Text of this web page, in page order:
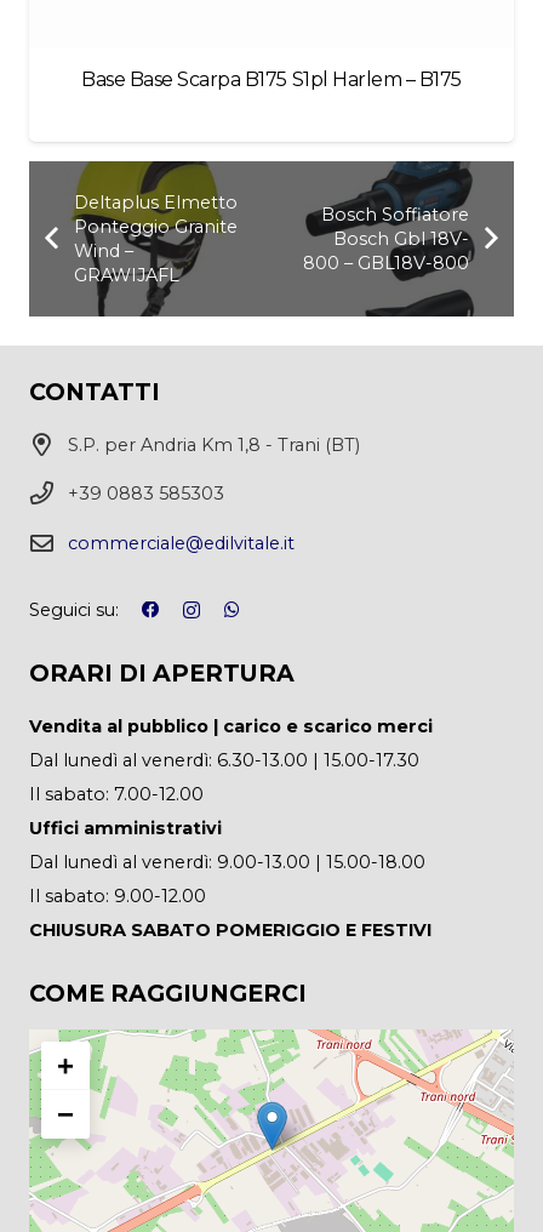
Base Base Scarpa B175 S1pl Harlem – B175
Deltaplus Elmetto
Ponteggio Granite
Wind –
GRAWIJAFL
Bosch Soffiatore
Bosch Gbl 18V-
800 – GBL18V-800
CONTATTI
S.P. per Andria Km 1,8 - Trani (BT)
+39 0883 585303
commerciale@edilvitale.it
Seguici su:
ORARI DI APERTURA
Vendita al pubblico | carico e scarico merci
Dal lunedì al venerdì: 6.30-13.00 | 15.00-17.30
Il sabato: 7.00-12.00
Uffici amministrativi
Dal lunedì al venerdì: 9.00-13.00 | 15.00-18.00
Il sabato: 9.00-12.00
CHIUSURA SABATO POMERIGGIO E FESTIVI
COME RAGGIUNGERCI
+
−